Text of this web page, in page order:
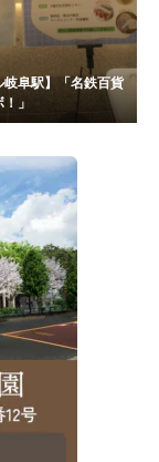
岐阜駅】「名鉄百貨
」